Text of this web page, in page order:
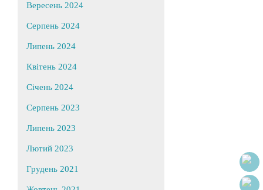
Вересень 2024
Серпень 2024
Липень 2024
Квітень 2024
Січень 2024
Серпень 2023
Липень 2023
Лютий 2023
Грудень 2021